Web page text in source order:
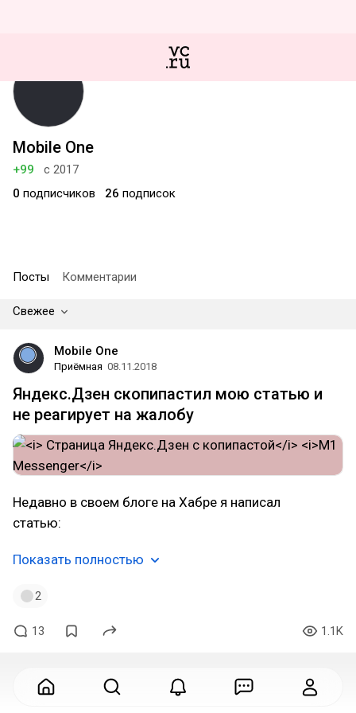
Mobile One
+99
с 2017
0 подписчиков 26 подписок
Посты Комментарии
Свежее
Mobile One
Приёмная 08.11.2018
Яндекс.Дзен скопипастил мою статью и
не реагирует на жалобу
Недавно в своем блоге на Хабре я написал
статью:
Показать полностью
2
13 1.1K